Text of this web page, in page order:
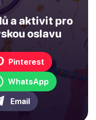
a aktivit pro
oslavu
Pinterest
WhatsApp
Email